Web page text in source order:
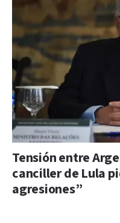
Tensión entre
canciller de Lula
agresiones”